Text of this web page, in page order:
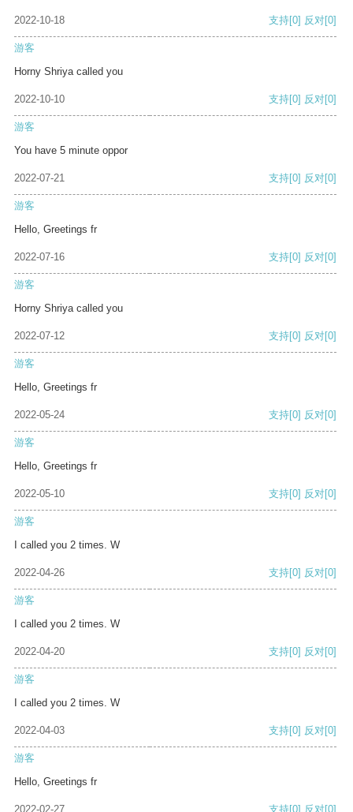
2022-10-18 支持[0] 反对[0]
游客
Horny Shriya called you
2022-10-10 支持[0] 反对[0]
游客
You have 5 minute oppor
2022-07-21 支持[0] 反对[0]
游客
Hello, Greetings fr
2022-07-16 支持[0] 反对[0]
游客
Horny Shriya called you
2022-07-12 支持[0] 反对[0]
游客
Hello, Greetings fr
2022-05-24 支持[0] 反对[0]
游客
Hello, Greetings fr
2022-05-10 支持[0] 反对[0]
游客
I called you 2 times. W
2022-04-26 支持[0] 反对[0]
游客
I called you 2 times. W
2022-04-20 支持[0] 反对[0]
游客
I called you 2 times. W
2022-04-03 支持[0] 反对[0]
游客
Hello, Greetings fr
2022-02-27 支持[0] 反对[0]